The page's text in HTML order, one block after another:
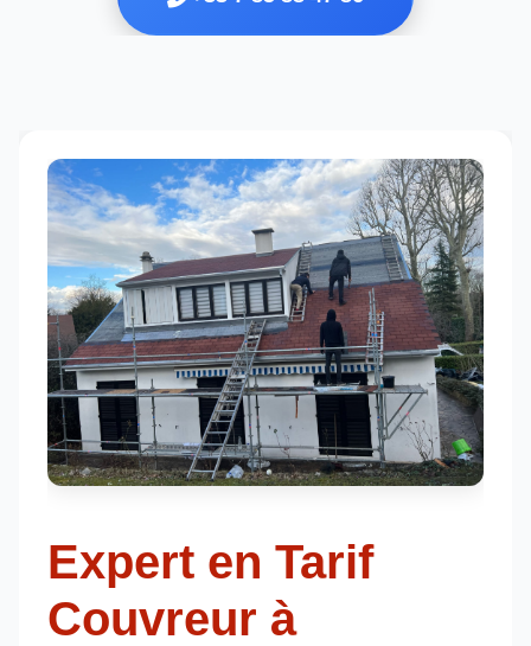
Expert en Tarif
Couvreur à